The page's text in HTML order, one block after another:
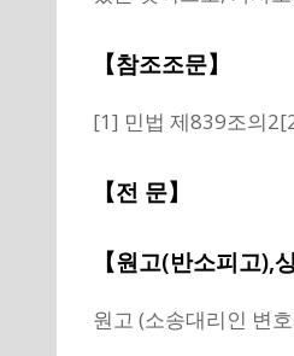
【참조조문】
[1] 민법 제839조의
【전 문】
【원고(반소피고),
원고 (소송대리인 변